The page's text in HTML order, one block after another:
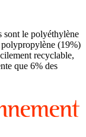
sont le polyéthylène
(19%)
recyclable,
que 6% des